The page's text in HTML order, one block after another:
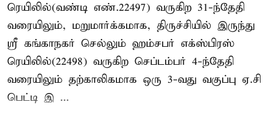
ரெயிலில்(வண்டி எண்.22497) வருகிற 31-ந்தேதி
வரையிலும், மறுமார்க்கமாக, திருச்சியில் இருந்து
ஸ்ரீ கங்காநகர் செல்லும் ஹம்சபர் எக்ஸ்பிரஸ்
ரெயிலில்(22498) வருகிற செப்டம்பர் 4-ந்தேதி
வரையிலும் தற்காலிகமாக ஒரு 3-வது வகுப்பு ஏ.சி
பெட்டி இ ...